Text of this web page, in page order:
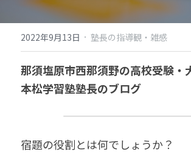
お問い合わせ
検索
0287-36-9450
2022年9月13日 · 塾長の指導観・雑感
那須塩原市西那須野の高校受験
本松学習塾塾長のブログ
宿題の役割とは何でしょうか？